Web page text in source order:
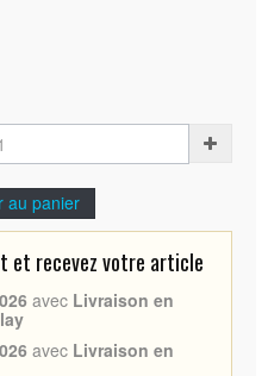
au panier
et recevez votre article
avec Livraison en
avec Livraison en